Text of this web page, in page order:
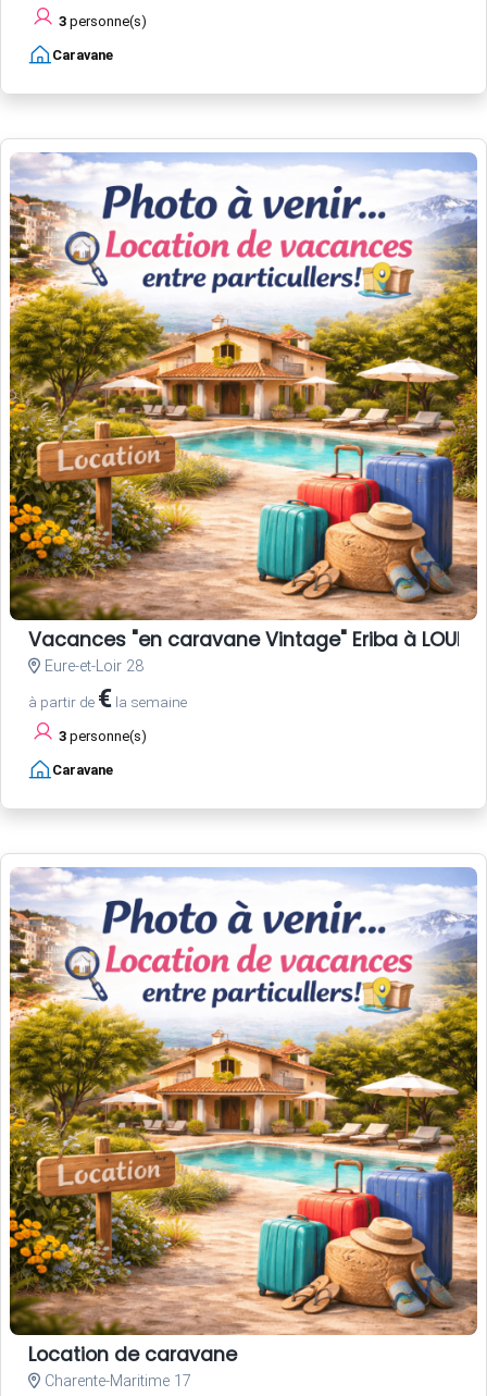
3 personne(s)
Caravane
Vacances "en caravane Vintage" Eriba à LOUER,
Eure-et-Loir 28
à partir de € la semaine
3 personne(s)
Caravane
Location de caravane
Charente-Maritime 17